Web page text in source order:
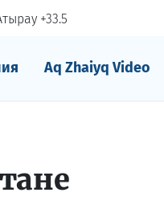
+33.5
Aq Zhaiyq Video